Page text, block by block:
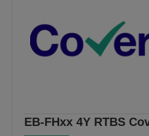
EB-FHxx 4Y RTBS